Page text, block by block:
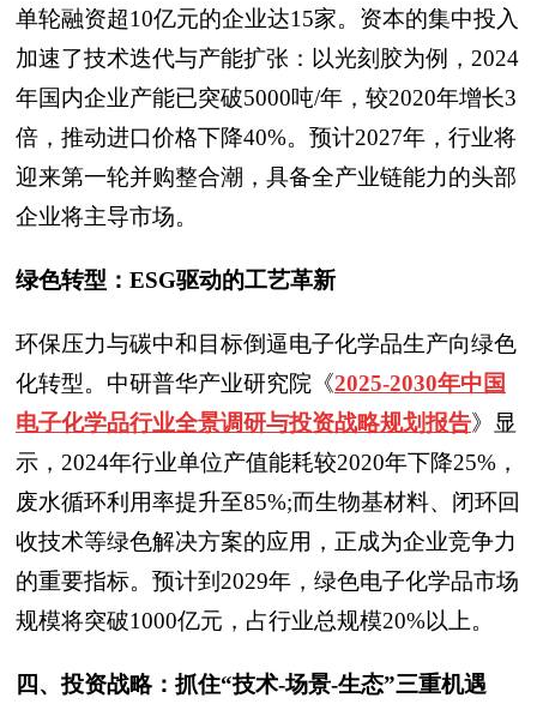
单轮融资超10亿元的企业达15家。资本的集中投入
加速了技术迭代与产能扩张：以光刻胶为例，2024
年国内企业产能已突破5000吨/年，较2020年增长3
倍，推动进口价格下降40%。预计2027年，行业将
迎来第一轮并购整合潮，具备全产业链能力的头部
企业将主导市场。
绿色转型：ESG驱动的工艺革新
环保压力与碳中和目标倒逼电子化学品生产向绿色
化转型。中研普华产业研究院 《2025-2030年中国
电子化学品行业全景调研与投资战略规划报告》 显
示，2024年行业单位产值能耗较2020年下降25%，
废水循环利用率提升至85%;而生物基材料、闭环回
收技术等绿色解决方案的应用，正成为企业竞争力
的重要指标。预计到2029年，绿色电子化学品市场
规模将突破1000亿元，占行业总规模20%以上。
四 、投资战略：抓住“技术-场景-生态”三重机遇